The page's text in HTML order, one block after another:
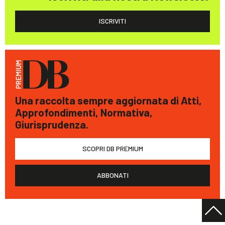
ISCRIVITI
Una raccolta sempre aggiornata di Atti,
Approfondimenti, Normativa,
Giurisprudenza.
SCOPRI DB PREMIUM
ABBONATI